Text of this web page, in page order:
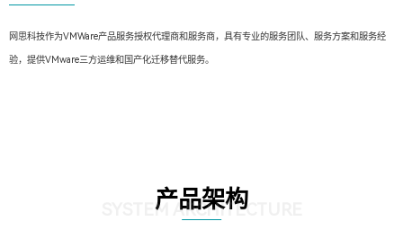
网思科技作为VMWare产品服务授权代理商和服务商，具有专业的服务团队、服务方案和服务经
验，提供VMware三方运维和国产化迁移替代服务。
产品架构
SYSTEM ARCHITECTURE